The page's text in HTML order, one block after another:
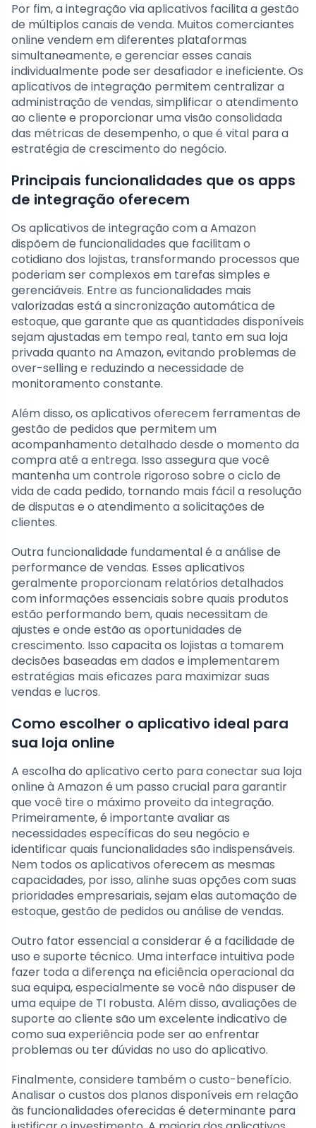
Por fim, a integração via aplicativos facilita a gestão
de múltiplos canais de venda. Muitos comerciantes
online vendem em diferentes plataformas
simultaneamente, e gerenciar esses canais
individualmente pode ser desafiador e ineficiente. Os
aplicativos de integração permitem centralizar a
administração de vendas, simplificar o atendimento
ao cliente e proporcionar uma visão consolidada
das métricas de desempenho, o que é vital para a
estratégia de crescimento do negócio.
Principais funcionalidades que os apps
de integração oferecem
Os aplicativos de integração com a Amazon
dispõem de funcionalidades que facilitam o
cotidiano dos lojistas, transformando processos que
poderiam ser complexos em tarefas simples e
gerenciáveis. Entre as funcionalidades mais
valorizadas está a sincronização automática de
estoque, que garante que as quantidades disponíveis
sejam ajustadas em tempo real, tanto em sua loja
privada quanto na Amazon, evitando problemas de
over-selling e reduzindo a necessidade de
monitoramento constante.
Além disso, os aplicativos oferecem ferramentas de
gestão de pedidos que permitem um
acompanhamento detalhado desde o momento da
compra até a entrega. Isso assegura que você
mantenha um controle rigoroso sobre o ciclo de
vida de cada pedido, tornando mais fácil a resolução
de disputas e o atendimento a solicitações de
clientes.
Outra funcionalidade fundamental é a análise de
performance de vendas. Esses aplicativos
geralmente proporcionam relatórios detalhados
com informações essenciais sobre quais produtos
estão performando bem, quais necessitam de
ajustes e onde estão as oportunidades de
crescimento. Isso capacita os lojistas a tomarem
decisões baseadas em dados e implementarem
estratégias mais eficazes para maximizar suas
vendas e lucros.
Como escolher o aplicativo ideal para
sua loja online
A escolha do aplicativo certo para conectar sua loja
online à Amazon é um passo crucial para garantir
que você tire o máximo proveito da integração.
Primeiramente, é importante avaliar as
necessidades específicas do seu negócio e
identificar quais funcionalidades são indispensáveis.
Nem todos os aplicativos oferecem as mesmas
capacidades, por isso, alinhe suas opções com suas
prioridades empresariais, sejam elas automação de
estoque, gestão de pedidos ou análise de vendas.
Outro fator essencial a considerar é a facilidade de
uso e suporte técnico. Uma interface intuitiva pode
fazer toda a diferença na eficiência operacional da
sua equipa, especialmente se você não dispuser de
uma equipe de TI robusta. Além disso, avaliações de
suporte ao cliente são um excelente indicativo de
como sua experiência pode ser ao enfrentar
problemas ou ter dúvidas no uso do aplicativo.
Finalmente, considere também o custo-benefício.
Analisar o custos dos planos disponíveis em relação
às funcionalidades oferecidas é determinante para